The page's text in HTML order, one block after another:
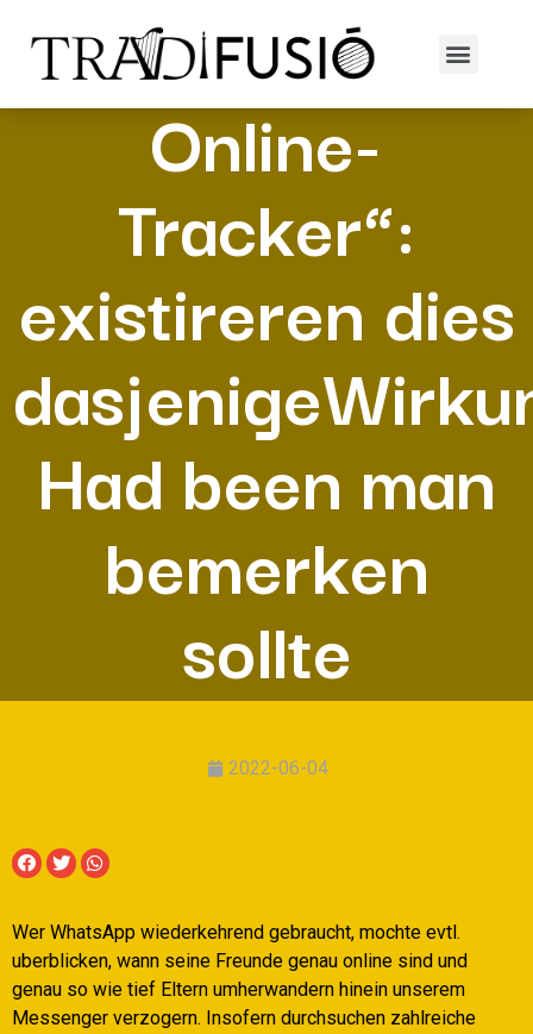
„WhatsApp
Online-
Tracker“:
existireren dies
Had been man
bemerken
sollte
2022-06-04
Wer WhatsApp wiederkehrend gebraucht, mochte evtl.
uberblicken, wann seine Freunde genau online sind und
genau so wie tief Eltern umherwandern hinein unserem
Messenger verzogern. Insofern durchsuchen zahlreiche